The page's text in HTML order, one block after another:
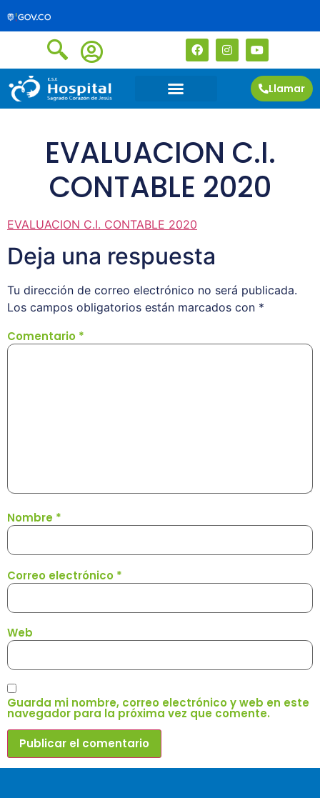
Llamar
EVALUACION C.I.
CONTABLE 2020
EVALUACION C.I. CONTABLE 2020
Deja una respuesta
Tu dirección de correo electrónico no será publicada.
Los campos obligatorios están marcados con *
Comentario *
Nombre *
Correo electrónico *
Web
Guarda mi nombre, correo electrónico y web en este
navegador para la próxima vez que comente.